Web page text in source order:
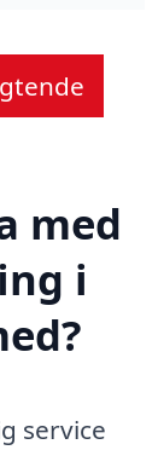
med
i
service